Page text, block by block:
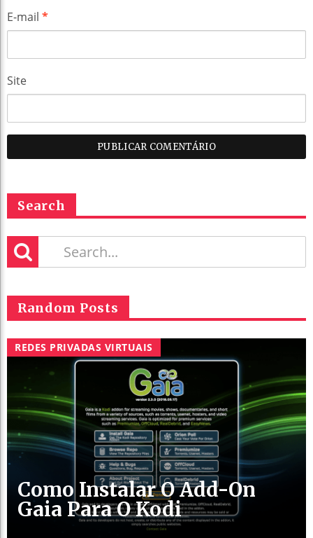
E-mail *
Site
Search
Random Posts
REDES PRIVADAS VIRTUAIS
Como Instalar O Add-On
Gaia Para O Kodi